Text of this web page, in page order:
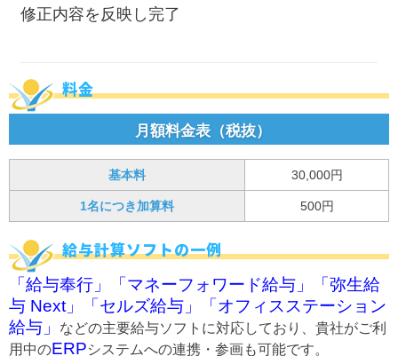
修正内容を反映し完了
料金
月額料金表（税抜）
基本料 30,000円
1名につき加算料 500円
給与計算ソフトの一例
「給与奉行」「マネーフォワード給与」「弥生給
与 Next」「セルズ給与」「オフィスステーション
給与」
などの主要給与ソフトに対応しており、貴社がご利
用中のERPシステムへの連携・参画も可能です。